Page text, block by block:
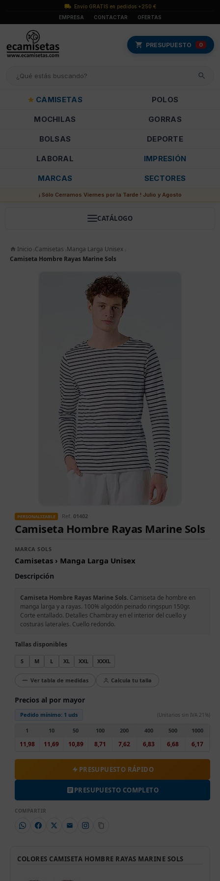
Envío GRATIS en pedidos +250 €
EMPRESA
CONTACTAR OFERTAS
PRESUPUESTO 0
CAMISETAS POLOS
MOCHILAS GORRAS
BOLSAS DEPORTE
LABORAL IMPRESIÓN
MARCAS SECTORES
¡ Sólo Cerramos Viernes por la Tarde ! Julio y Agosto
CATÁLOGO
Inicio Camisetas Manga Larga Unisex
Camiseta Hombre Rayas Marine Sols
PERSONALIZABLE Ref. 01402
Camiseta Hombre Rayas Marine Sols
MARCA SOLS
Camisetas › Manga Larga Unisex
Descripción
Camiseta Hombre Rayas Marine Sols. Camiseta de hombre en
manga larga y a rayas. 100% algodón peinado ringspun 150gr.
Corte entallado. Detalles Chambray en el interior del cuello y
costuras laterales. Cuello redondo.
Tallas disponibles
S M L XL XXL XXXL
Ver tabla de medidas Calcula tu talla
Precios al por mayor
Pedido mínimo: 1 uds (Unitarios sin IVA 21%)
1
11,98
10
11,69
50
10,89
100
8,71
200
7,62
400
6,83
500
6,68
1000
6,17
PRESUPUESTO RÁPIDO
PRESUPUESTO COMPLETO
COMPARTIR
COLORES CAMISETA HOMBRE RAYAS MARINE SOLS